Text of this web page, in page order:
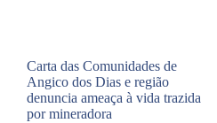
Carta das Comunidades de
Angico dos Dias e região
denuncia ameaça à vida trazida
por mineradora